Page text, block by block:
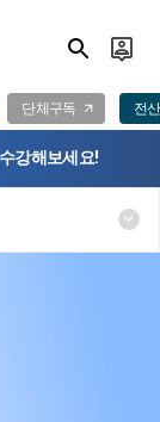
단체구독 전
강해보세요!